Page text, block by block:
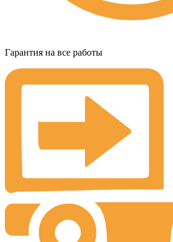
Гарантия на все работы